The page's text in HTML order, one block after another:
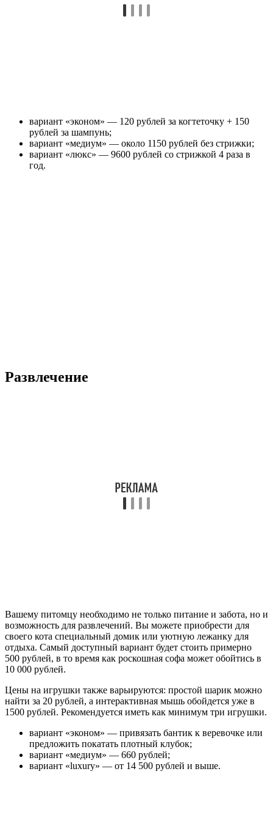
вариант «эконом» — 120 рублей за когтеточку + 150
рублей за шампунь;
вариант «медиум» — около 1150 рублей без стрижки;
вариант «люкс» — 9600 рублей со стрижкой 4 раза в
год.
Развлечение
Вашему питомцу необходимо не только питание и забота, но и
возможность для развлечений. Вы можете приобрести для
своего кота специальный домик или уютную лежанку для
отдыха. Самый доступный вариант будет стоить примерно
500 рублей, в то время как роскошная софа может обойтись в
10 000 рублей.
Цены на игрушки также варьируются: простой шарик можно
найти за 20 рублей, а интерактивная мышь обойдется уже в
1500 рублей. Рекомендуется иметь как минимум три игрушки.
вариант «эконом» — привязать бантик к веревочке или
предложить покатать плотный клубок;
вариант «медиум» — 660 рублей;
вариант «luxury» — от 14 500 рублей и выше.